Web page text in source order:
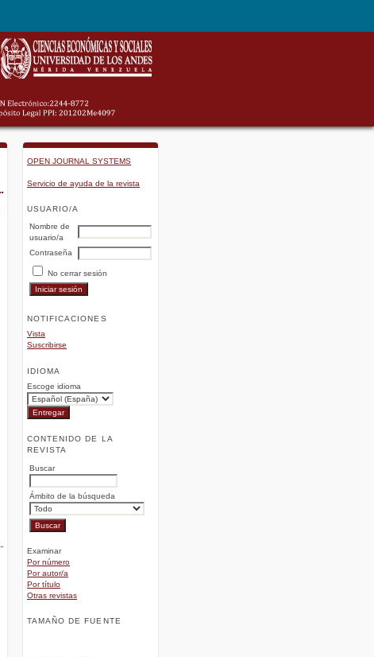
OPEN JOURNAL SYSTEMS
Servicio de ayuda de la revista
USUARIO/A
Nombre de
usuario/a
Contraseña
No cerrar sesión
NOTIFICACIONES
Vista
Suscribirse
IDIOMA
Escoge idioma
CONTENIDO DE LA
REVISTA
Buscar
Ámbito de la búsqueda
Examinar
Por número
Por autor/a
Por título
Otras revistas
TAMAÑO DE FUENTE